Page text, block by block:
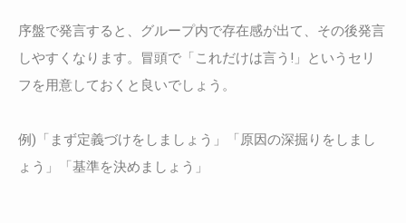
序盤で発言すると、グループ内で存在感が出て、その後発言
しやすくなります。冒頭で「これだけは言う!」というセリ
フを用意しておくと良いでしょう。
例)「まず定義づけをしましょう」「原因の深掘りをしまし
ょう」「基準を決めましょう」